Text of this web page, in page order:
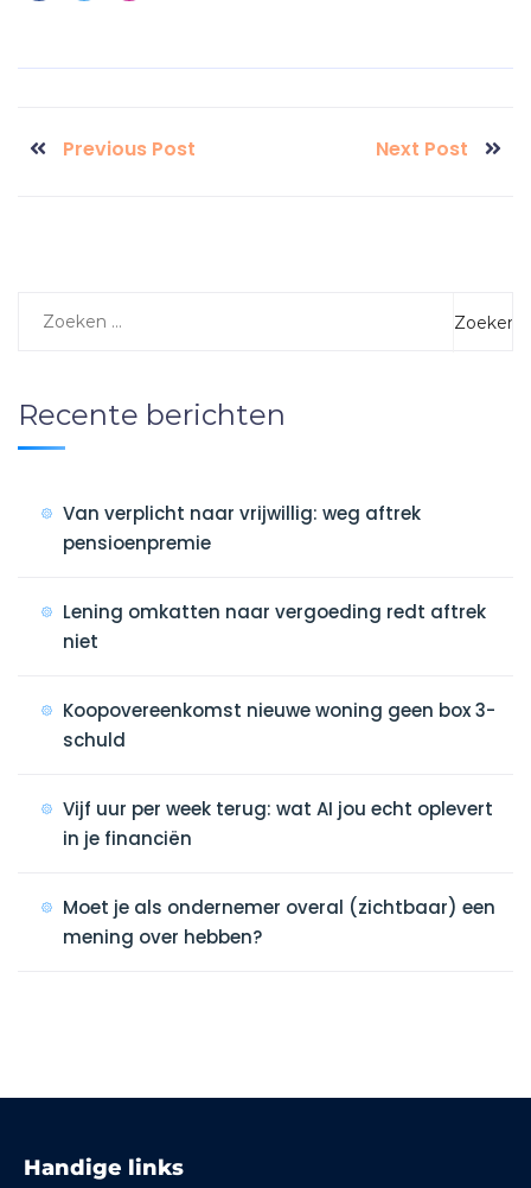
Previous Post Next Post
Recente berichten
Van verplicht naar vrijwillig: weg aftrek
pensioenpremie
Lening omkatten naar vergoeding redt aftrek
niet
Koopovereenkomst nieuwe woning geen box 3-
schuld
Vijf uur per week terug: wat AI jou echt oplevert
in je financiën
Moet je als ondernemer overal (zichtbaar) een
mening over hebben?
Handige links